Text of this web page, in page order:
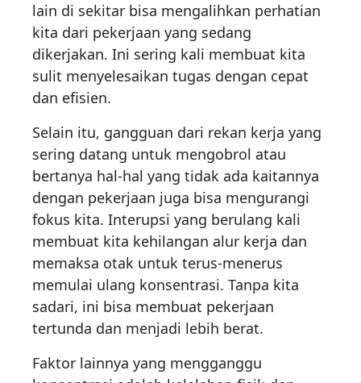
lain di sekitar bisa mengalihkan perhatian
kita dari pekerjaan yang sedang
dikerjakan. Ini sering kali membuat kita
sulit menyelesaikan tugas dengan cepat
dan efisien.
Selain itu, gangguan dari rekan kerja yang
sering datang untuk mengobrol atau
bertanya hal-hal yang tidak ada kaitannya
dengan pekerjaan juga bisa mengurangi
fokus kita. Interupsi yang berulang kali
membuat kita kehilangan alur kerja dan
memaksa otak untuk terus-menerus
memulai ulang konsentrasi. Tanpa kita
sadari, ini bisa membuat pekerjaan
tertunda dan menjadi lebih berat.
Faktor lainnya yang mengganggu